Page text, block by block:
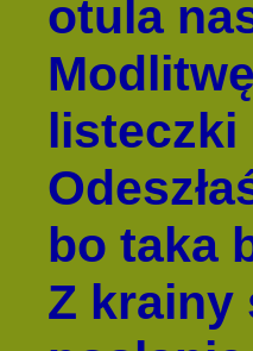
otula
listeczki
bo taka
Z krainy